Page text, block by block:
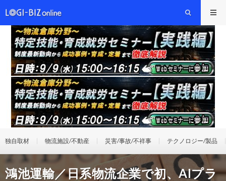
独自取材 物流施設/不動産 災害/事故/不祥事 テクノロジー/製品
鴻池運輸／日系物流企業で初、AIプラ